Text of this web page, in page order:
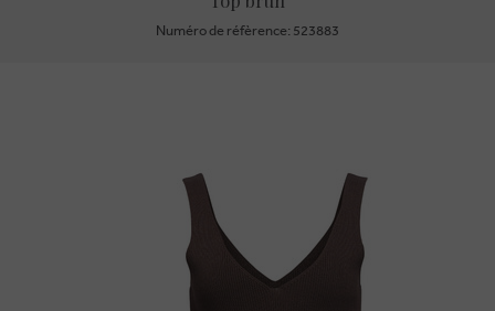
Numéro de réfèrence: 523883